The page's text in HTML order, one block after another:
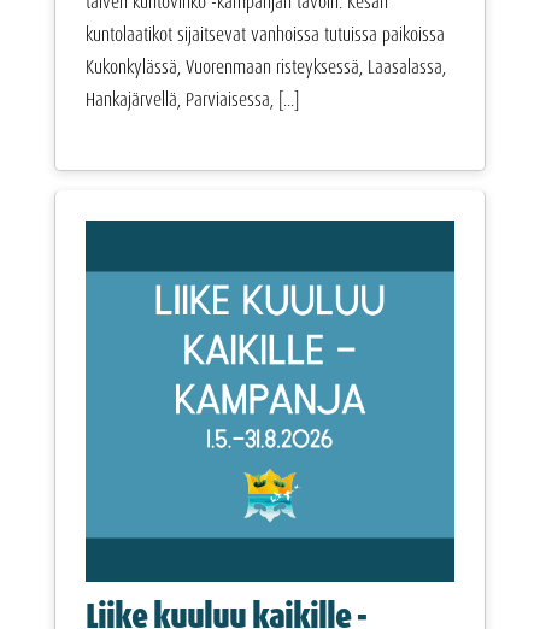
kuntolaatikot sijaitsevat vanhoissa tutuissa paikoissa
Kukonkylässä, Vuorenmaan risteyksessä, Laasalassa,
Hankajärvellä, Parviaisessa, [...]
Liike kuuluu kaikille -